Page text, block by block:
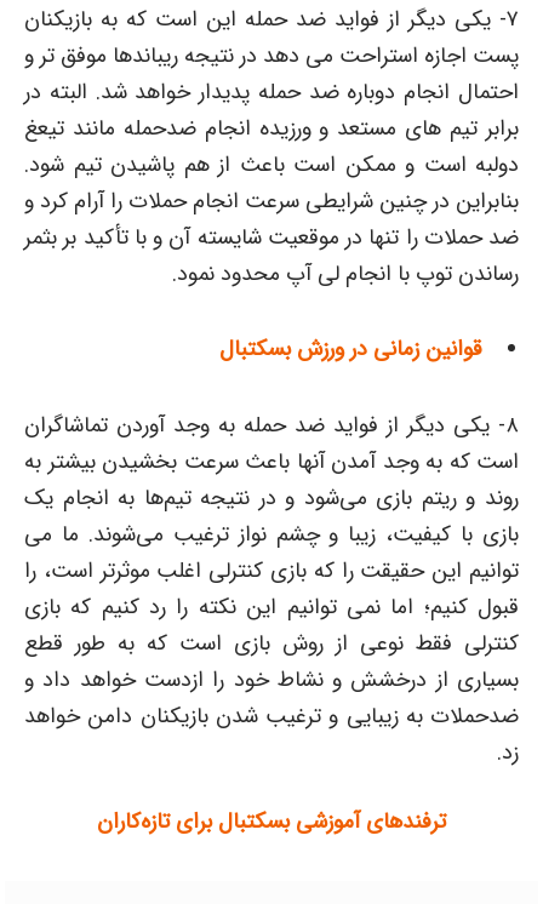
۷- یکی دیگر از فواید ضد حمله این است که به بازیکنان
پست اجازه استراحت می دهد در نتیجه ریباندها موفق تر و
احتمال انجام دوباره ضد حمله پدیدار خواهد شد. البته در
برابر تیم های مستعد و ورزیده انجام ضدحمله مانند تیعغ
دولبه است و ممکن است باعث از هم پاشیدن تیم شود.
بنابراین در چنین شرایطی سرعت انجام حملات را آرام کرد و
ضد حملات را تنها در موقعیت شایسته آن و با تأکید بر بثمر
رساندن توپ با انجام لی آپ محدود نمود.
قوانین زمانی در ورزش بسکتبال
۸- یکی دیگر از فواید ضد حمله به وجد آوردن تماشاگران
است که به وجد آمدن آنها باعث سرعت بخشیدن بیشتر به
روند و ریتم بازی می‌شود و در نتیجه تیم‌ها به انجام یک
بازی با کیفیت، زیبا و چشم نواز ترغیب می‌شوند. ما می
توانیم این حقیقت را که بازی کنترلی اغلب موثرتر است، را
قبول کنیم؛ اما نمی توانیم این نکته را رد کنیم که بازی
کنترلی فقط نوعی از روش بازی است که به طور قطع
بسیاری از درخشش و نشاط خود را ازدست خواهد داد و
ضدحملات به زیبایی و ترغیب شدن بازیکنان دامن خواهد
زد.
ترفندهای آموزشی بسکتبال برای تازه‌کاران